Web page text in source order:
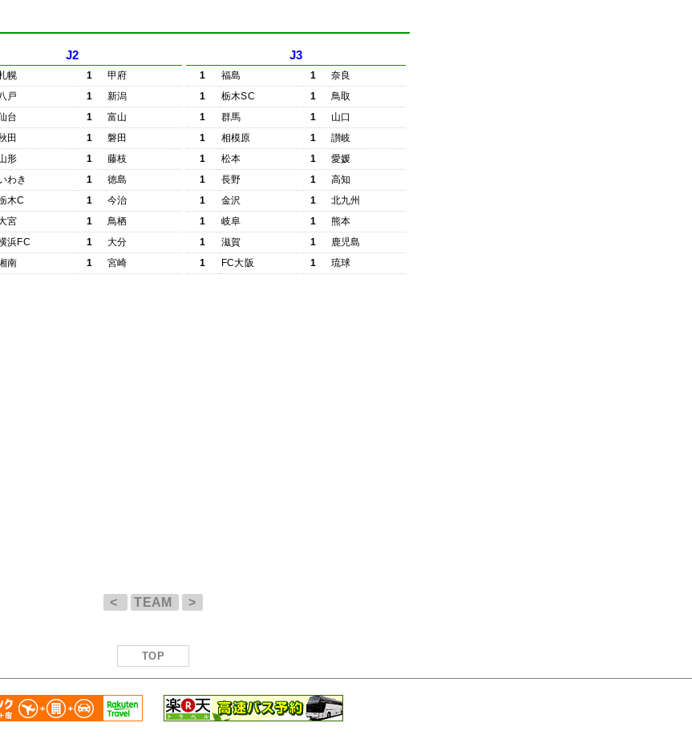
J2
幌 1
甲府
戸 1
新潟
台 1
富山
田 1
磐田
形 1
藤枝
わき 1
徳島
木C 1
今治
宮 1
鳥栖
浜FC 1
大分
南 1 宮崎
J3
1 福島 1
奈良
1
栃木SC 1
鳥取
1
群馬 1
山口
1
相模原 1
讃岐
1
松本 1
愛媛
1
長野 1
高知
1
金沢 1
北九州
1
岐阜 1
熊本
1
滋賀 1
鹿児島
1
FC大阪 1 琉球
< TEAM >
TOP